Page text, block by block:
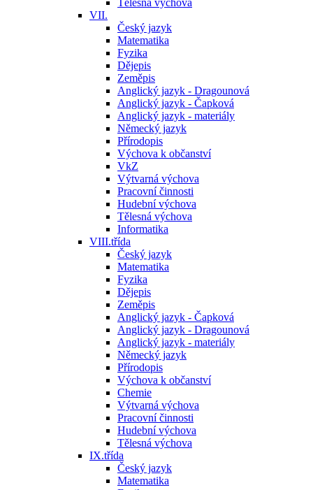
Tělesná výchova
VII.
Český jazyk
Matematika
Fyzika
Dějepis
Zeměpis
Anglický jazyk - Dragounová
Anglický jazyk - Čapková
Anglický jazyk - materiály
Německý jazyk
Přírodopis
Výchova k občanství
VkZ
Výtvarná výchova
Pracovní činnosti
Hudební výchova
Tělesná výchova
Informatika
VIII.třída
Český jazyk
Matematika
Fyzika
Dějepis
Zeměpis
Anglický jazyk - Čapková
Anglický jazyk - Dragounová
Anglický jazyk - materiály
Německý jazyk
Přírodopis
Výchova k občanství
Chemie
Výtvarná výchova
Pracovní činnosti
Hudební výchova
Tělesná výchova
IX.třída
Český jazyk
Matematika